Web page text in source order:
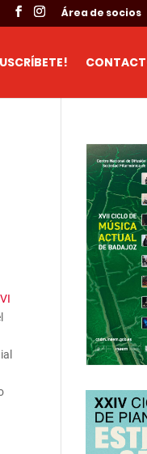
Área de socios